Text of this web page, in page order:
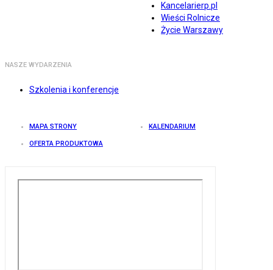
Kancelarierp.pl
Wieści Rolnicze
Życie Warszawy
NASZE WYDARZENIA
Szkolenia i konferencje
MAPA STRONY KALENDARIUM
OFERTA PRODUKTOWA